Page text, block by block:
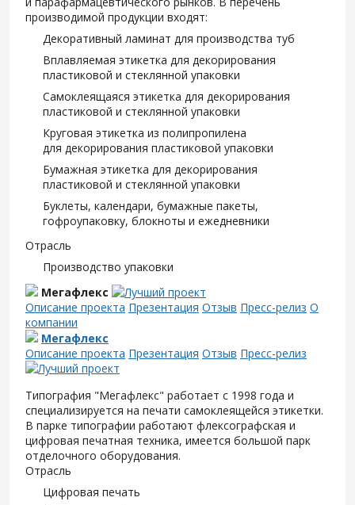
производимой продукции входят:
Декоративный ламинат для производства туб
Вплавляемая этикетка для декорирования
пластиковой и стеклянной упаковки
Самоклеящаяся этикетка для декорирования
пластиковой и стеклянной упаковки
Круговая этикетка из полипропилена
для декорирования пластиковой упаковки
Бумажная этикетка для декорирования
пластиковой и стеклянной упаковки
Буклеты, календари, бумажные пакеты,
гофроупаковку, блокноты и ежедневники
Отрасль
Производство упаковки
Мегафлекс
Описание проекта Презентация Отзыв Пресс-релиз О
компании
Мегафлекс
Описание проекта Презентация Отзыв Пресс-релиз
Типография "Мегафлекс" работает с 1998 года и
специализируется на печати самоклеящейся этикетки.
В парке типографии работают флексографская и
цифровая печатная техника, имеется большой парк
отделочного оборудования.
Отрасль
Цифровая печать